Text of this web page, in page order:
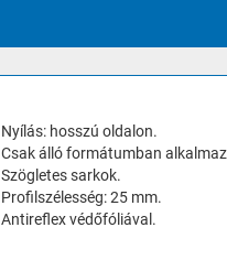
Nyílás: hosszú oldalon.
Csak álló formátumban
Szögletes sarkok.
Profilszélesség: 25 mm.
Antireflex védőfóliával.